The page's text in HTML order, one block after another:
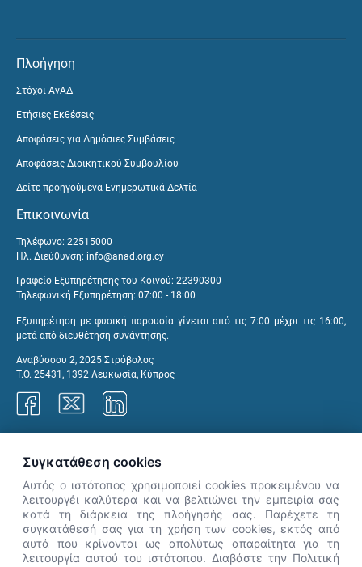
Πλοήγηση
Στόχοι ΑνΑΔ
Ετήσιες Εκθέσεις
Αποφάσεις για Δημόσιες Συμβάσεις
Αποφάσεις Διοικητικού Συμβουλίου
Δείτε προηγούμενα Ενημερωτικά Δελτία
Επικοινωνία
Τηλέφωνο: 22515000
Ηλ. Διεύθυνση: info@anad.org.cy
Γραφείο Εξυπηρέτησης του Κοινού: 22390300
Τηλεφωνική Εξυπηρέτηση: 07:00 - 18:00
Εξυπηρέτηση με φυσική παρουσία γίνεται από τις 7:00 μέχρι τις 16:00,
μετά από διευθέτηση συνάντησης.
Αναβύσσου 2, 2025 Στρόβολος
Τ.Θ. 25431, 1392 Λευκωσία, Κύπρος
👋 Καλώς ήρθες! Είμαι η Νόησις.
Πες μου πώς μπορώ να σε βοηθήσω
Συγκατάθεση cookies
Αυτός ο ιστότοπος χρησιμοποιεί cookies προκειμένου να
λειτουργέι καλύτερα και να βελτιώνει την εμπειρία σας
κατά τη διάρκεια της πλοήγησής σας. Παρέχετε τη
συγκατάθεσή σας για τη χρήση των cookies, εκτός από
αυτά που κρίνονται ως απολύτως απαραίτητα για τη
λειτουργία αυτού του ιστότοπου. Διαβάστε την Πολιτική